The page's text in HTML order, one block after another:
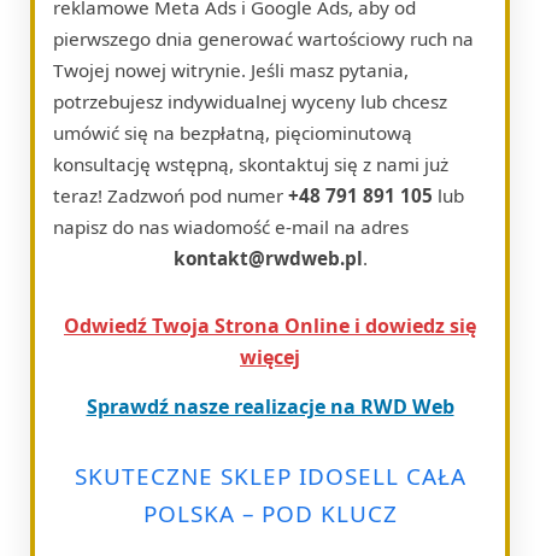
reklamowe Meta Ads i Google Ads, aby od
pierwszego dnia generować wartościowy ruch na
Twojej nowej witrynie. Jeśli masz pytania,
potrzebujesz indywidualnej wyceny lub chcesz
umówić się na bezpłatną, pięciominutową
konsultację wstępną, skontaktuj się z nami już
teraz! Zadzwoń pod numer +48 791 891 105 lub
napisz do nas wiadomość e-mail na adres
kontakt@rwdweb.pl.
Odwiedź Twoja Strona Online i dowiedz się
więcej
Sprawdź nasze realizacje na RWD Web
SKUTECZNE SKLEP IDOSELL CAŁA
POLSKA – POD KLUCZ